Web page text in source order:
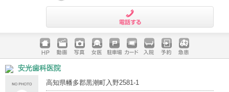
ホームペ
ージ
動画 写真 女医 駐車場
クレジッ
入院 予約 急患
安光歯科医院
高知県幡多郡黒潮町入野2581-1